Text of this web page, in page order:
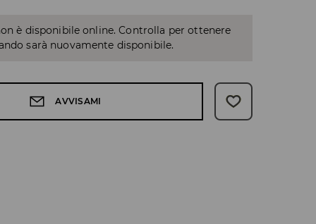
è disponibile online. Controlla per ottenere
sarà nuovamente disponibile.
AVVISAMI